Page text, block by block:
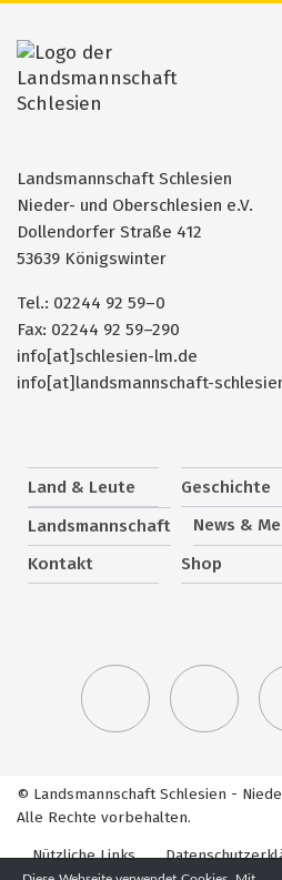
Landsmannschaft Schlesien
Nieder- und Oberschlesien e.V.
Dollendorfer Straße 412
53639 Königswinter
Tel.: 02244 92 59–0
Fax: 02244 92 59–290
info[at]schlesien-lm.de
info[at]landsmannschaft-
Land & Leute
Geschichte
Landsmannschaft
News &
Kontakt
Shop
© Landsmannschaft Schlesien -
Alle Rechte vorbehalten.
Nützliche Links